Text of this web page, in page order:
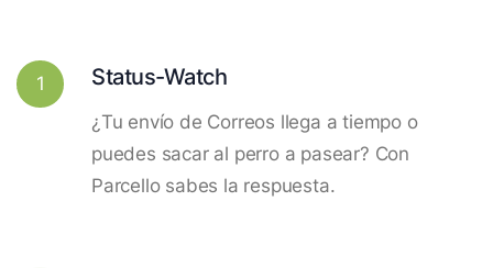
1 Status-Watch
¿Tu envío de Correos llega a tiempo o
puedes sacar al perro a pasear? Con
Parcello sabes la respuesta.